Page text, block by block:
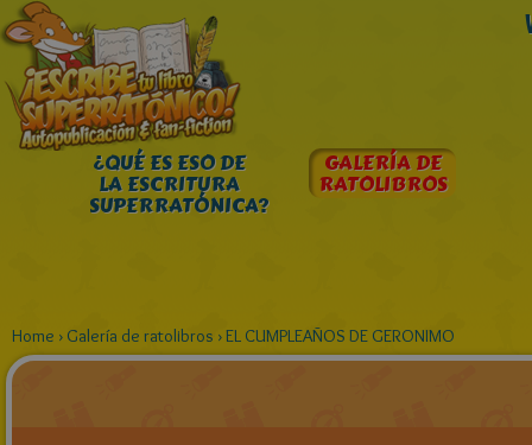
¿QUÉ ES ESO DE
LA ESCRITURA
SUPERRATÓNICA?
GALERÍA DE
RATOLIBROS
Home › Galería de ratolibros ›EL CUMPLEAÑOS DE GERONIMO